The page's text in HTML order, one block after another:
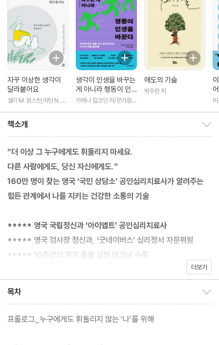
자꾸 이상한 생각이
달라붙어요
샐리 M. 윈스턴,마틴 N. 세
생각이 인생을 바꾸는
게 아니라 행동이 인
생을 바꾼다
카레나 킬코인 저/문가람
애도의 기술
박우란 저
책소개
“더 이상 그 누구에게도 휘둘리지 마세요.
다른 사람에게도, 당신 자신에게도.”
160만 명이 찾는 영국 ‘국민 상담소’ 공인심리치료사가 알려주는
힘든 관계에서 나를 지키는 건강한 소통의 기술
***** 영국 국립정신과 ‘아이앱트’ 공인심리치료사
***** 영국 검사장 정신과, ‘굿네이버스’ 심리정서 자문위원
***** 10주간의 자기 돌봄 실전 테크닉 수록
음을 위로하고 치유해온 베테랑 심리치료사가 가장 자주 들었던 고
민인 ‘나는 왜 이렇게 휘둘리는 걸까요?’에 대한 실질적이고 체계적
서 이리저리 휘둘리며 힘들어하는 사람, 무리한 요구를 거절하지 못
더보기
목차
프롤로그_누구에게도 휘둘리지 않는 ‘나’를 위해